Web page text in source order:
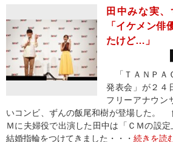
田中みな実
「イケメン俳
たけど…」
「ＴＡＮＰＡ
発表会」が２４
フリーアナウン
いコンビ、ずんの飯尾和樹が登場した。
Ｍに夫婦役で出演した田中は「ＣＭの設
結婚指輪をつけてきました・・・ 続きを読